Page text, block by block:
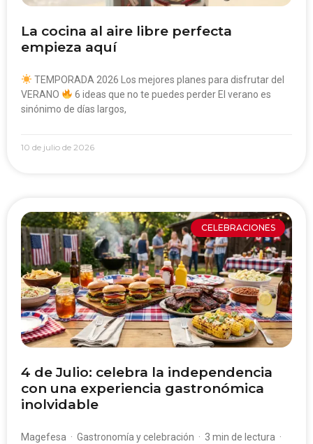
La cocina al aire libre perfecta
empieza aquí
TEMPORADA 2026 Los mejores planes para disfrutar del
VERANO
6 ideas que no te puedes perder El verano es
sinónimo de días largos,
10 de julio de 2026
CELEBRACIONES
4 de Julio: celebra la independencia
con una experiencia gastronómica
inolvidable
Magefesa · Gastronomía y celebración · 3 min de lectura ·